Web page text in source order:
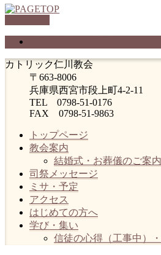
カトリック仁川教会
〒663-8006
兵庫県西宮市段上町4-2-11
TEL 0798-51-0176
FAX 0798-51-9863
トップページ
教会案内
結婚式・お葬儀のご案内
司祭メッセージ
ミサ・予定
アクセス
はじめての方へ
学び・集い
信徒の心得（工事中）